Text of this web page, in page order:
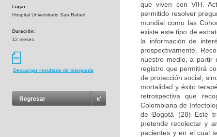
Lugar:
Hospital Universitario San Rafael
Duración:
12 meses
Descargar resultado de búsqueda
Regresar
que viven con VIH.
permitido resolver
mundial como las
existe este tipo de
la información de
prospectivamente.
nuestro medio, a partir
registro que permitirá
de protección social,
mortalidad y éxito
retrospectiva que
Colombiana de
de Bogotá (28) Este
pretende recolectar y
pacientes y en el cual